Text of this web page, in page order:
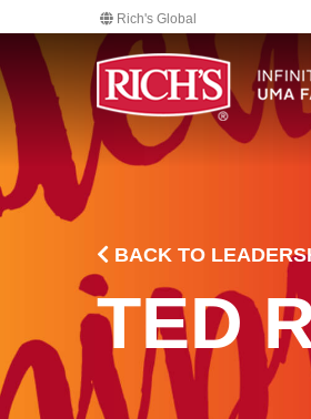
Rich's Global
BACK TO
TED